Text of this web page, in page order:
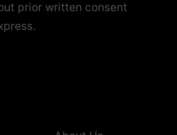
prior written consent